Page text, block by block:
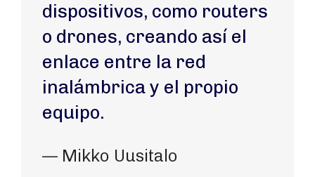
dispositivos, como routers
o drones, creando así el
enlace entre la red
inalámbrica y el propio
equipo.
— Mikko Uusitalo